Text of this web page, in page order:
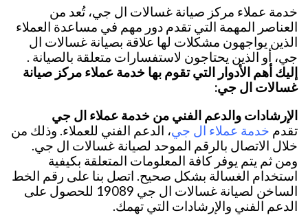
خدمة عملاء مركز صيانة غسالات ال جي، تُعد من
العناصر المهمة التي تقدم دور مهم في مساعدة العملاء
الذين يواجهون مشكلات لها علاقة بصيانة غسالات ال
جي، أو الذين يحتاجون لاستفسارات متعلقة بالصيانة .
إليك أهم الأدوار التي تقوم بها خدمة عملاء مركز صيانة
غسالات ال جي:
الإرشادات والدعم الفني من خدمة عملاء ال جي
تقدم خدمة عملاء ال جي، الدعم الفني للعملاء. وذلك من
خلال الاتصال بالرقم الموحد لصيانة غسالات ال جي.
ومن ثم يتم يوفر كافة المعلومات المتعلقة بكيفية
استخدام الغسالة بشكل صحيح. اتصل بنا على رقم الخط
الساخن لصيانة غسالات ال جي 19089 للحصول على
الدعم الفني والإرشادات التي تهمك.